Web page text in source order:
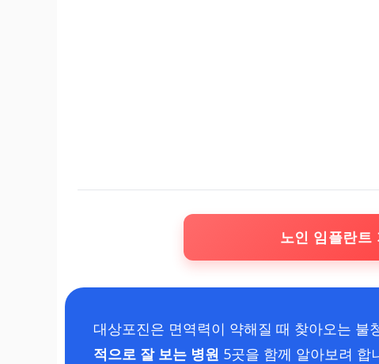
노인 임플란트
대상포진은 면역력이 약해질 때 찾아오는 불
적으로 잘 보는 병원 5곳을 함께 알아보려 합